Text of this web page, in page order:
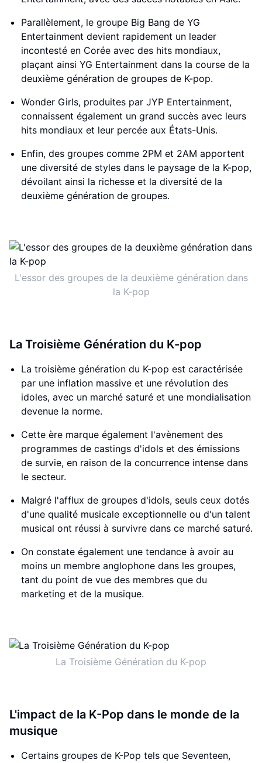
Parallèlement, le groupe Big Bang de YG
Entertainment devient rapidement un leader
incontesté en Corée avec des hits mondiaux,
plaçant ainsi YG Entertainment dans la course de la
deuxième génération de groupes de K-pop.
Wonder Girls, produites par JYP Entertainment,
connaissent également un grand succès avec leurs
hits mondiaux et leur percée aux États-Unis.
Enfin, des groupes comme 2PM et 2AM apportent
une diversité de styles dans le paysage de la K-pop,
dévoilant ainsi la richesse et la diversité de la
deuxième génération de groupes.
L'essor des groupes de la deuxième génération dans
la K-pop
La Troisième Génération du K-pop
La troisième génération du K-pop est caractérisée
par une inflation massive et une révolution des
idoles, avec un marché saturé et une mondialisation
devenue la norme.
Cette ère marque également l'avènement des
programmes de castings d'idols et des émissions
de survie, en raison de la concurrence intense dans
le secteur.
Malgré l'afflux de groupes d'idols, seuls ceux dotés
d'une qualité musicale exceptionnelle ou d'un talent
musical ont réussi à survivre dans ce marché saturé.
On constate également une tendance à avoir au
moins un membre anglophone dans les groupes,
tant du point de vue des membres que du
marketing et de la musique.
La Troisième Génération du K-pop
L'impact de la K-Pop dans le monde de la
musique
Certains groupes de K-Pop tels que Seventeen,